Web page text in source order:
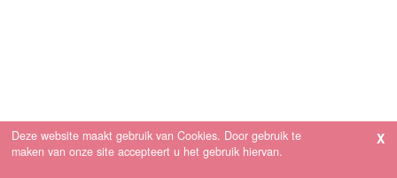
Deze website maakt gebruik van Cookies. Door gebruik te
maken van onze site accepteert u het gebruik hiervan.